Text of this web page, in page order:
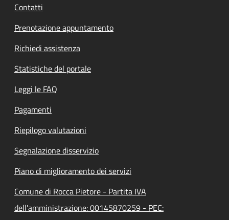
Contatti
Prenotazione appuntamento
Richiedi assistenza
Statistiche del portale
Leggi le FAQ
Pagamenti
Riepilogo valutazioni
Segnalazione disservizio
Piano di miglioramento dei servizi
Comune di Rocca Pietore - Partita IVA
dell'amministrazione: 00145870259 - PEC: